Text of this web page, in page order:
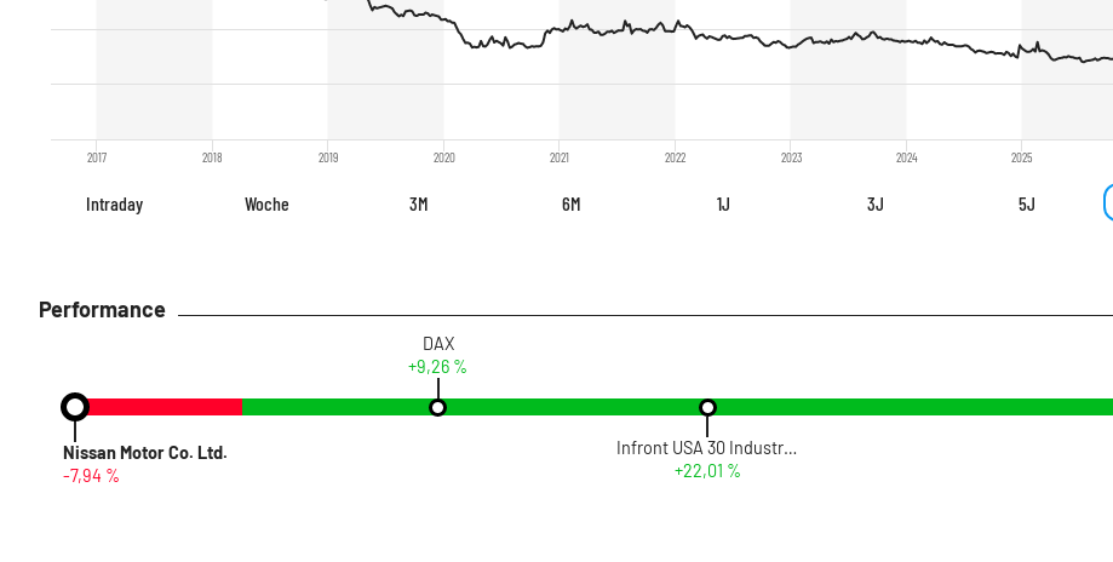
2017 2018 2019 2020 2021 2022 2023 2024 2025
Intraday Woche 3M 6M 1J 3J 5J
Performance
Nissan Motor Co. Ltd.
-7,94 %
DAX
+9,26 %
Infront USA 30 Industrial
+22,01 %